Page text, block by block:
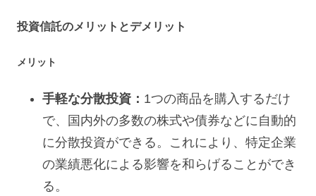
投資信託のメリットとデメリット
メリット
手軽な分散投資： 1つの商品を購入するだけ
で、国内外の多数の株式や債券などに自動的
に分散投資ができる。これにより、特定企業
の業績悪化による影響を和らげることができ
る。